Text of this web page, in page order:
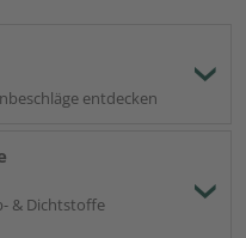
entdecken
& Dichtstoffe